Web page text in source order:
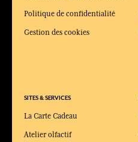
Politique de confidentialité
Gestion des cookies
SITES & SERVICES
La Carte Cadeau
Atelier olfactif